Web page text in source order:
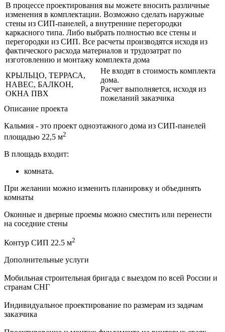
В процессе проектирования вы можете вносить различные
изменения в комплектации. Возможно сделать наружные
стены из СИП-панелей, а внутренние перегородки
каркасного типа. Либо выбрать полностью все стены и
перегородки из СИП. Все расчеты производятся исходя из
фактического расхода материалов и трудозатрат по
изготовлению и монтажу комплекта дома
КРЫЛЬЦО, ТЕРРАСА,
НАВЕС, БАЛКОН,
ОКНА ПВХ
Не входят в стоимость комплекта
дома.
Расчет выполняется, исходя из
пожеланий заказчика
Описание проекта
Кальмия - это проект одноэтажного дома из СИП-панелей
площадью 22,5 м2
В площадь входит:
комната.
При желании можно изменить планировку и объединять
комнаты
Оконные и дверные проемы можно сместить или перенести
на соседние стены
Контур СИП 22.5 м2
Дополнительные услуги
Мобильная строительная бригада с выездом по всей России и
странам СНГ
Индивидуальное проектирование по размерам из задачам
заказчика